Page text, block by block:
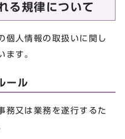
る規律について
人情報の取扱いに関し
ます。
ール
務又は業務を遂行するた